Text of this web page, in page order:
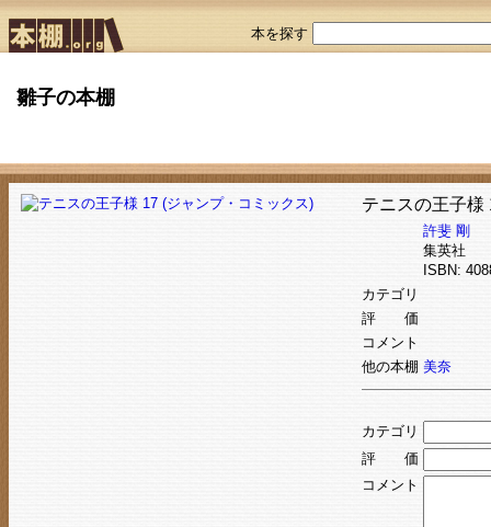
本を探す
雛子の本棚
テニスの王子様
許斐 剛
集英社
ISBN:
カテゴリ
評 価
コメント
他の本棚 美奈
カテゴリ
評 価
コメント